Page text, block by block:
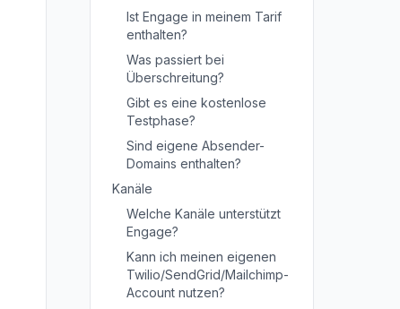
Ist Engage in meinem Tarif
enthalten?
Was passiert bei
Überschreitung?
Gibt es eine kostenlose
Testphase?
Sind eigene Absender-
Domains enthalten?
Kanäle
Welche Kanäle unterstützt
Engage?
Kann ich meinen eigenen
Twilio/SendGrid/Mailchimp-
Account nutzen?